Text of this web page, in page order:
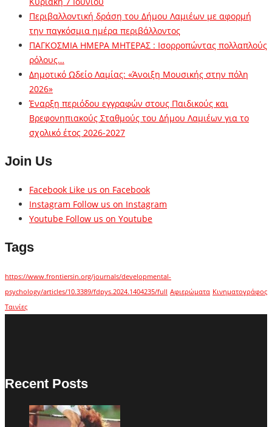
Περιβαλλοντική δράση του Δήμου Λαμιέων με αφορμή
την παγκόσμια ημέρα περιβάλλοντος
ΠΑΓΚΟΣΜΙΑ ΗΜΕΡΑ ΜΗΤΕΡΑΣ : Ισορροπώντας πολλαπλούς
ρόλους…
Δημοτικό Ωδείο Λαμίας: «Άνοιξη Μουσικής στην πόλη
2026»
Έναρξη περιόδου εγγραφών στους Παιδικούς και
Βρεφονηπιακούς Σταθμούς του Δήμου Λαμιέων για το
σχολικό έτος 2026-2027
Join Us
Facebook Like us on Facebook
Instagram Follow us on Instagram
Youtube Follow us on Youtube
Tags
https://www.frontiersin.org/journals/developmental-
psychology/articles/10.3389/fdpys.2024.1404235/full Αφιερώματα Κινηματογράφος
Ταινίες
Recent Posts